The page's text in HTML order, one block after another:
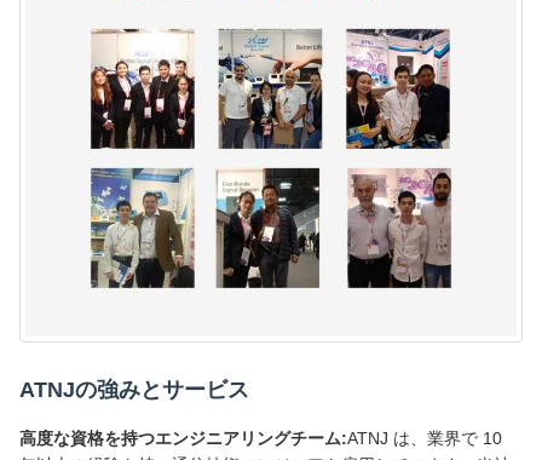
ATNJの強みとサービス
高度な資格を持つエンジニアリングチーム:ATNJ は、業界で 10